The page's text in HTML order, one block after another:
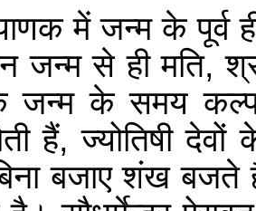
में जन्म के पूर्व
जन्म से ही मति,
के समय
हैं, ज्योतिषी
बजाए शंख